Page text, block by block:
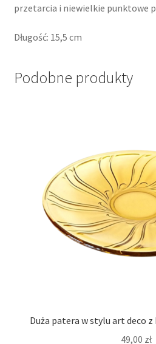
przetarcia i niewielkie punktowe
Długość: 15,5 cm
Podobne produkty
Duża patera w stylu art deco
49,00 zł